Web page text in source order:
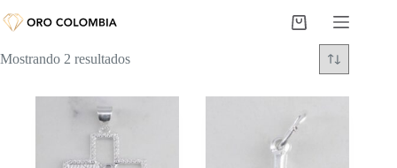
al
Carro
compra
Mostrando 2 resultados